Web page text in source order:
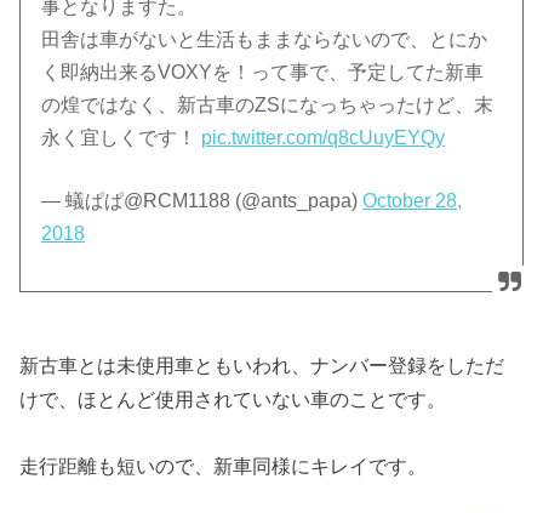
事となりますた。
田舎は車がないと生活もままならないので、とにか
く即納出来るVOXYを！って事で、予定してた新車
の煌ではなく、新古車のZSになっちゃったけど、末
永く宜しくです！ pic.twitter.com/q8cUuyEYQy
— 蟻ぱぱ@RCM1188 (@ants_papa)October 28,
2018
新古車とは未使用車ともいわれ、ナンバー登録をしただ
けで、ほとんど使用されていない車のことです。
走行距離も短いので、新車同様にキレイです。